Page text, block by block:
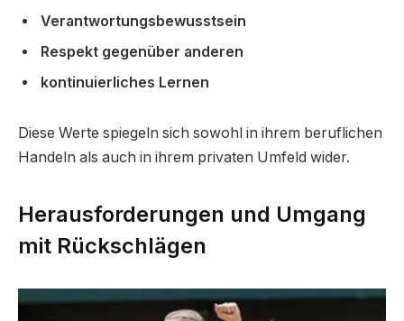
Verantwortungsbewusstsein
Respekt gegenüber anderen
kontinuierliches Lernen
Diese Werte spiegeln sich sowohl in ihrem beruflichen
Handeln als auch in ihrem privaten Umfeld wider.
Herausforderungen und Umgang
mit Rückschlägen